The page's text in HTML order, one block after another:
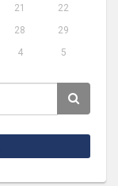
21
22
28
29
4 5